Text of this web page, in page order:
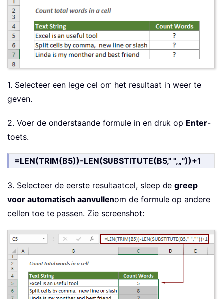
1. Selecteer een lege cel om het resultaat in weer te
geven.
2. Voer de onderstaande formule in en druk op Enter-
toets.
=LEN(TRIM(B5))-LEN(SUBSTITUTE(B5," ",„"))+1
3. Selecteer de eerste resultaatcel, sleep de greep
voor automatisch aanvullenom de formule op andere
cellen toe te passen. Zie screenshot: